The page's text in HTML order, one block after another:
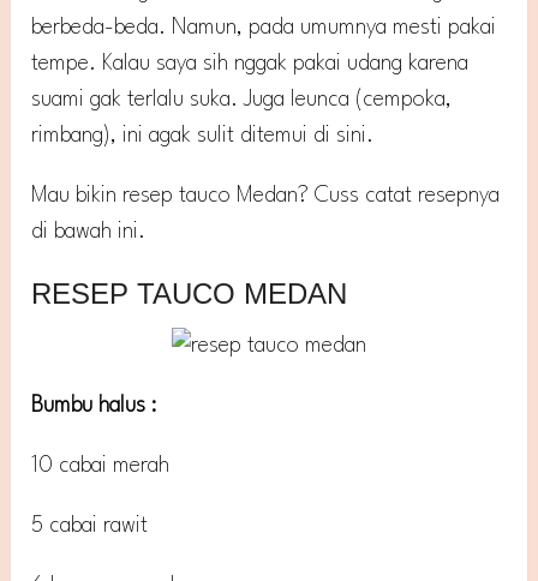
berbeda-beda. Namun, pada umumnya mesti pakai
tempe. Kalau saya sih nggak pakai udang karena
suami gak terlalu suka. Juga leunca (cempoka,
rimbang), ini agak sulit ditemui di sini.
Mau bikin resep tauco Medan? Cuss catat resepnya
di bawah ini.
RESEP TAUCO MEDAN
Bumbu halus :
10 cabai merah
5 cabai rawit